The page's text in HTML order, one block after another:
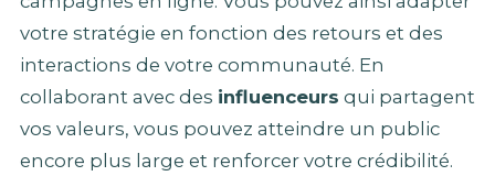
votre stratégie en fonction des retours et des
interactions de votre communauté. En
collaborant avec des influenceurs qui partagent
vos valeurs, vous pouvez atteindre un public
encore plus large et renforcer votre crédibilité.